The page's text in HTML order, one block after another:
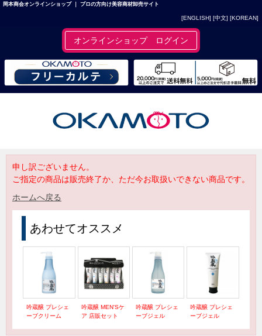
岡本商会オンラインショップ ｜ プロの方向け美容商材卸売サイト
[ENGLISH] [中文] [KOREAN]
オンラインショップ ログイン
申し訳ございません。
ご指定の商品は販売終了か、ただ今お取扱いできない商品です。
ホームへ戻る
あわせてオススメ
吟蔵醸 プレシェ
ーブクリーム
吟蔵醸 MEN'Sケ
ア 店販セット
吟蔵醸 プレシェ
ーブジェル
吟蔵醸 プレシェ
ーブジェル